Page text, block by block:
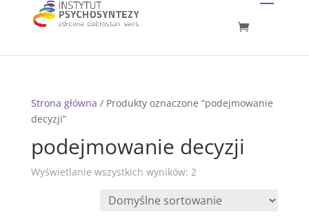
Strona główna / Produkty oznaczone “podejmowanie
decyzji”
podejmowanie decyzji
Wyświetlanie wszystkich wyników: 2